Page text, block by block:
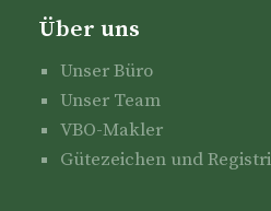
Über uns
Unser Büro
Unser Team
VBO-Makler
Gütezeichen und